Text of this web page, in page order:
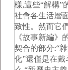
樣,這些“解構”
社會各生活層
致性。然而它
《故事新編》
契合的部分:“
化”還僅是在